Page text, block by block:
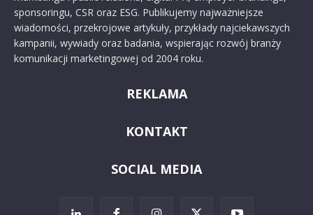
sponsoringu, CSR oraz ESG. Publikujemy najważniejsze
wiadomości, przekrojowe artykuły, przykłady najciekawszych
kampanii, wywiady oraz badania, wspierając rozwój branży
komunikacji marketingowej od 2004 roku.
REKLAMA
KONTAKT
SOCIAL MEDIA